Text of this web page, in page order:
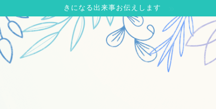
きになる出来事お伝えします